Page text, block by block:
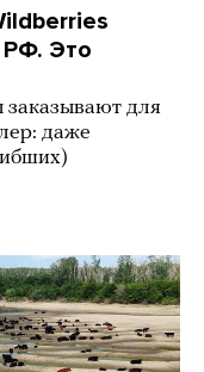
РФ. Это
заказывают для
даже